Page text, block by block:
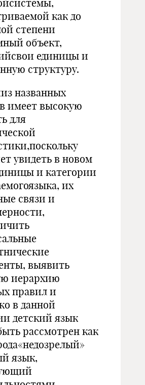
как до
степени
объект,
единицы и
структуру.
названных
имеет высокую
для
увидеть в новом
и категории
их
связи и
выявить
иерархию
правил и
в данной
детский язык
рассмотрен как
язык,